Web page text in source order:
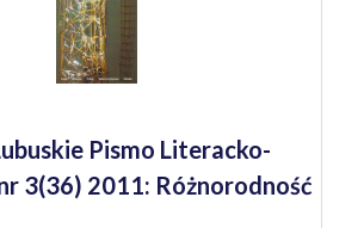
Pismo Literacko-
3(36) 2011: Różnorodność